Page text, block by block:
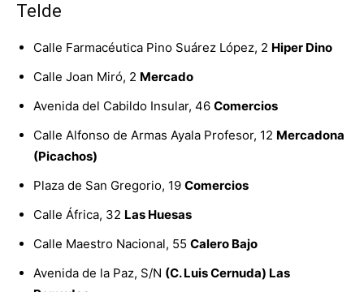
Telde
Calle Farmacéutica Pino Suárez López, 2 Hiper Dino
Calle Joan Miró, 2 Mercado
Avenida del Cabildo Insular, 46 Comercios
Calle Alfonso de Armas Ayala Profesor, 12 Mercadona
(Picachos)
Plaza de San Gregorio, 19 Comercios
Calle África, 32 Las Huesas
Calle Maestro Nacional, 55 Calero Bajo
Avenida de la Paz, S/N (C. Luis Cernuda) Las